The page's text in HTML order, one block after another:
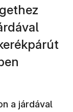
a járdával